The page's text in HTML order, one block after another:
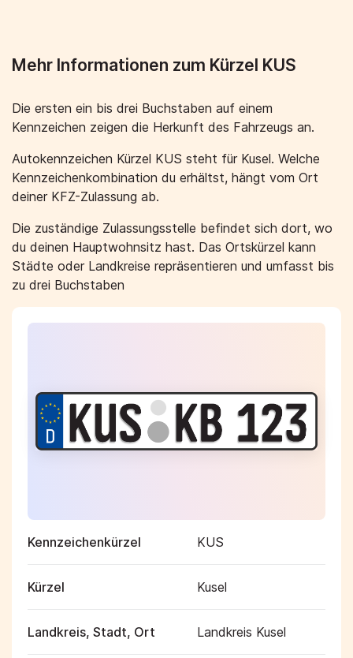
Mehr Informationen zum Kürzel KUS
Die ersten ein bis drei Buchstaben auf einem
Kennzeichen zeigen die Herkunft des Fahrzeugs an.
Autokennzeichen Kürzel KUS steht für Kusel. Welche
Kennzeichenkombination du erhältst, hängt vom Ort
deiner KFZ-Zulassung ab.
Die zuständige Zulassungsstelle befindet sich dort, wo
du deinen Hauptwohnsitz hast. Das Ortskürzel kann
Städte oder Landkreise repräsentieren und umfasst bis
zu drei Buchstaben
Kennzeichenkürzel KUS
Kürzel Kusel
Landkreis, Stadt, Ort Landkreis Kusel